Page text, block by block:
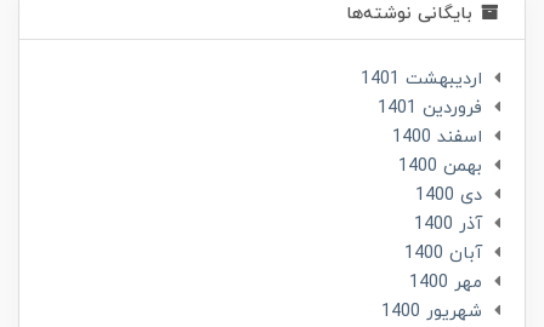
بایگانی نوشته‌ها
ارديبهشت 1401
فروردین 1401
اسفند 1400
بهمن 1400
دی 1400
آذر 1400
آبان 1400
مهر 1400
شهریور 1400